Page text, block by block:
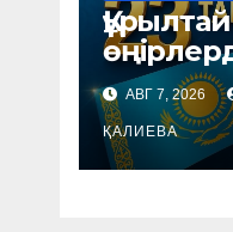
АВГ 7, 2026
ҚАЛИЕВА